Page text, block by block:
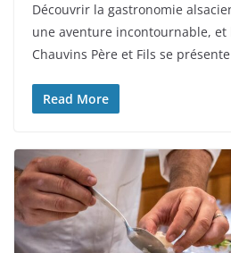
Découvrir la gastronomie
une aventure incontournable, et
Chauvins Père et Fils se présente
Read More